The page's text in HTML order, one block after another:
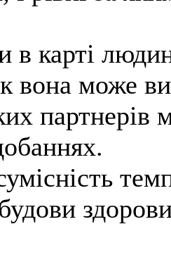
в карті
вона може